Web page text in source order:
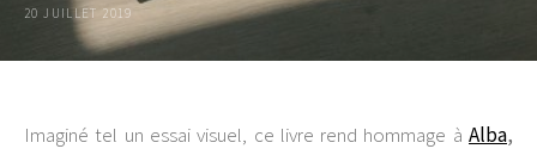
20 JUILLET 2019
Imaginé tel un essai visuel, ce livre rend hommage à Alba,